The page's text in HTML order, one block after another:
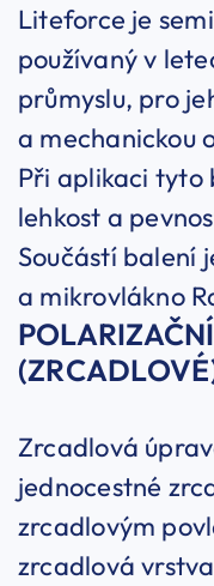
Liteforce je
používaný v
průmyslu, pro
a mechanickou
Při aplikaci tyto
lehkost a
Součástí balení
a mikrovlákno
Zrcadlová
jednocestné
zrcadlovým
zrcadlová